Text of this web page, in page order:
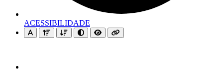
ACESSIBILIDADE